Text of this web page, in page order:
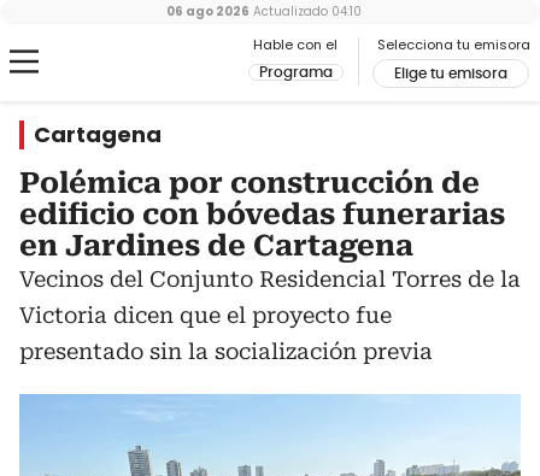
Hable con el
Programa
Selecciona tu emisora
Elige tu emisora
06 ago 2026 Actualizado 04:10
Cartagena
Polémica por construcción de
edificio con bóvedas funerarias
en Jardines de Cartagena
Vecinos del Conjunto Residencial Torres de la
Victoria dicen que el proyecto fue
presentado sin la socialización previa